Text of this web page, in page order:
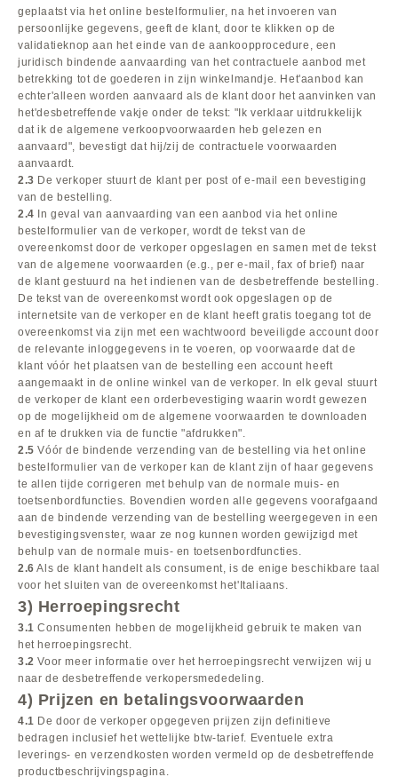
geplaatst via het online bestelformulier, na het invoeren van
persoonlijke gegevens, geeft de klant, door te klikken op de
validatieknop aan het einde van de aankoopprocedure, een
juridisch bindende aanvaarding van het contractuele aanbod met
betrekking tot de goederen in zijn winkelmandje. Het'aanbod kan
echter'alleen worden aanvaard als de klant door het aanvinken van
het'desbetreffende vakje onder de tekst: "Ik verklaar uitdrukkelijk
dat ik de algemene verkoopvoorwaarden heb gelezen en
aanvaard", bevestigt dat hij/zij de contractuele voorwaarden
aanvaardt.
2.3 De verkoper stuurt de klant per post of e-mail een bevestiging
van de bestelling.
2.4 In geval van aanvaarding van een aanbod via het online
bestelformulier van de verkoper, wordt de tekst van de
overeenkomst door de verkoper opgeslagen en samen met de tekst
van de algemene voorwaarden (e.g., per e-mail, fax of brief) naar
de klant gestuurd na het indienen van de desbetreffende bestelling.
De tekst van de overeenkomst wordt ook opgeslagen op de
internetsite van de verkoper en de klant heeft gratis toegang tot de
overeenkomst via zijn met een wachtwoord beveiligde account door
de relevante inloggegevens in te voeren, op voorwaarde dat de
klant vóór het plaatsen van de bestelling een account heeft
aangemaakt in de online winkel van de verkoper. In elk geval stuurt
de verkoper de klant een orderbevestiging waarin wordt gewezen
op de mogelijkheid om de algemene voorwaarden te downloaden
en af te drukken via de functie "afdrukken".
2.5 Vóór de bindende verzending van de bestelling via het online
bestelformulier van de verkoper kan de klant zijn of haar gegevens
te allen tijde corrigeren met behulp van de normale muis- en
toetsenbordfuncties. Bovendien worden alle gegevens voorafgaand
aan de bindende verzending van de bestelling weergegeven in een
bevestigingsvenster, waar ze nog kunnen worden gewijzigd met
behulp van de normale muis- en toetsenbordfuncties.
2.6 Als de klant handelt als consument, is de enige beschikbare taal
voor het sluiten van de overeenkomst het'Italiaans.
3) Herroepingsrecht
3.1 Consumenten hebben de mogelijkheid gebruik te maken van
het herroepingsrecht.
3.2 Voor meer informatie over het herroepingsrecht verwijzen wij u
naar de desbetreffende verkopersmededeling.
4) Prijzen en betalingsvoorwaarden
4.1 De door de verkoper opgegeven prijzen zijn definitieve
bedragen inclusief het wettelijke btw-tarief. Eventuele extra
leverings- en verzendkosten worden vermeld op de desbetreffende
productbeschrijvingspagina.